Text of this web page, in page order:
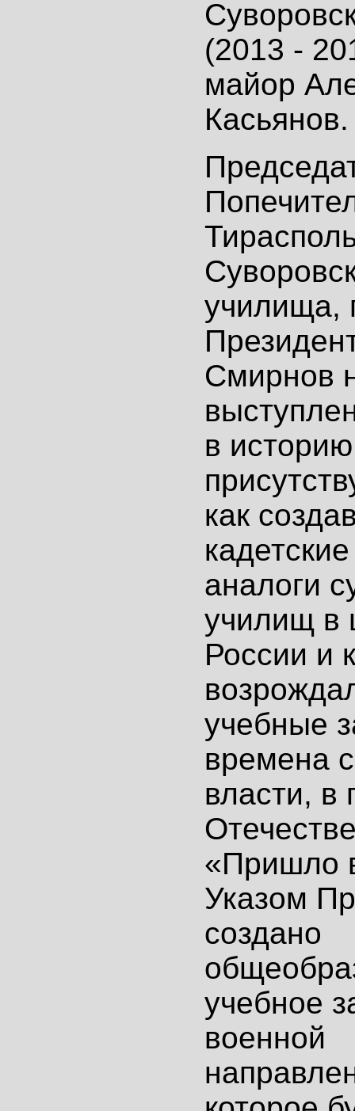
(2013 -
майор
Касьянов.
училища,
Смирнов
в
как
аналоги
училищ в
России и
учебные
времена
власти, в
«Пришло
Указом
создано
учебное
военной